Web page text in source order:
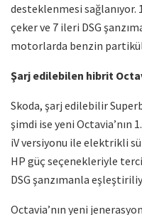
desteklenmesi sağlanıyor.
çeker ve 7 ileri DSG
motorlarda benzin
Şarj edilebilen hibrit
Skoda, şarj edilebilir
şimdi ise yeni Octavia’nın
iV versiyonu ile elektrikli
HP güç seçenekleriyle
DSG şanzımanla
Octavia’nın yeni